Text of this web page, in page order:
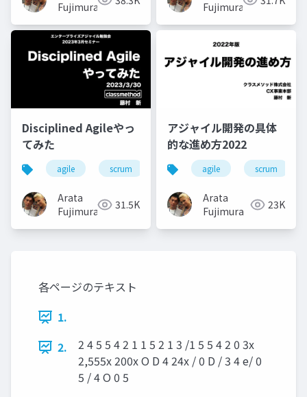
Fujimura Fujimura
Disciplined Agileやっ
てみた
agile scrum disciplined-agile
Arata
Fujimura
31.5K
アジャイル開発の具体
的な進め方2022
agile scrum
Arata
Fujimura
23K
各ページのテキスト
1.
2.
2 4 5 5 4 2 1 1 5 2 1 3 /1 5 5 4 2 0 3x
2,555x 200x O D 4 24x / 0 D / 3 4 e/ 0
5 / 4 O 0 5